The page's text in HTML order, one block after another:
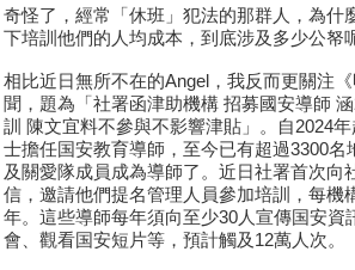
奇怪了，經常「休班」犯法的那群人，為什
下培訓他們的人均成本，到底涉及多少公帑
相比近日無所不在的Angel，我反而更關注
聞，題為「社署函津助機構 招募國安導師
訓 陳文宜料不參與不影響津貼」。自2024
士擔任国安教育導師，至今已有超過3300名
及關愛隊成員成為導師了。近日社署首次向
信，邀請他們提名管理人員參加培訓，每機
年。這些導師每年須向至少30人宣傳国安資
會、觀看国安短片等，預計觸及12萬人次。